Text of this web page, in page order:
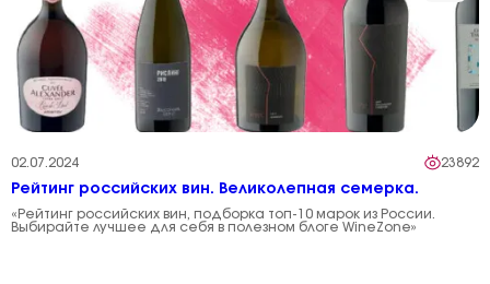
02.07.2024 23892
Рейтинг российских вин. Великолепная семерка.
«Рейтинг российских вин, подборка топ-10 марок из России.
Выбирайте лучшее для себя в полезном блоге WineZone»